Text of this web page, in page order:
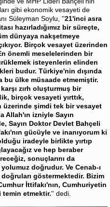
gibi ekonomik vesayeti de
Süleyman Soylu, ''21'inci asra
hazırladığımız bir süreçte,
dünyaya nakşetmeye
Birçok vesayet üzerinden
önemli meselelerinden bir
isteyenlerin elinden
budur. Türkiye'nin dışında
bu ülke müsaade etmemiştir.
zırh oluşturmuş bir
birçok vesayeti yırttık,
şimdi tek bir vesayet
Allah'ın izniyle Sayın
Sayın Doktor Devlet Bahçeli
gücüyle ve inanıyorum ki
iradeyle birlikte yırtıp
ve hep beraber
sonuçlarını da
doğrudur. Ve Cenab-ı
göstermektedir. Bizim
İttifakı'nın, Cumhuriyetin
temin etmektir.'' dedi.